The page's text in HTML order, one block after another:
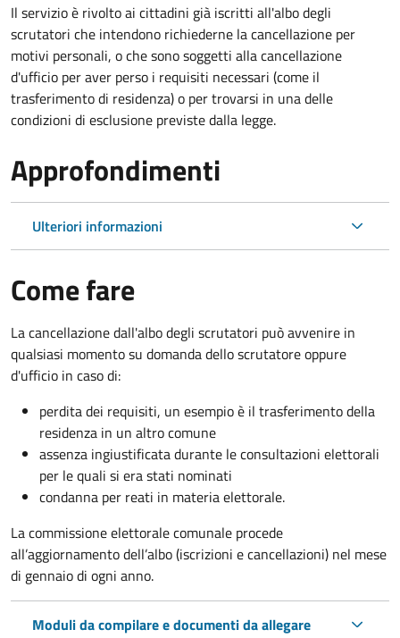
Il servizio è rivolto ai cittadini già iscritti all'albo degli
scrutatori che intendono richiederne la cancellazione per
motivi personali, o che sono soggetti alla cancellazione
d'ufficio per aver perso i requisiti necessari (come il
trasferimento di residenza) o per trovarsi in una delle
condizioni di esclusione previste dalla legge.
Approfondimenti
Ulteriori informazioni
Come fare
La cancellazione dall'albo degli scrutatori può avvenire in
qualsiasi momento su domanda dello scrutatore oppure
d'ufficio in caso di:
perdita dei requisiti, un esempio è il trasferimento della
residenza in un altro comune
assenza ingiustificata durante le consultazioni elettorali
per le quali si era stati nominati
condanna per reati in materia elettorale.
La commissione elettorale comunale procede
all’aggiornamento dell’albo (iscrizioni e cancellazioni) nel mese
di gennaio di ogni anno.
Moduli da compilare e documenti da allegare